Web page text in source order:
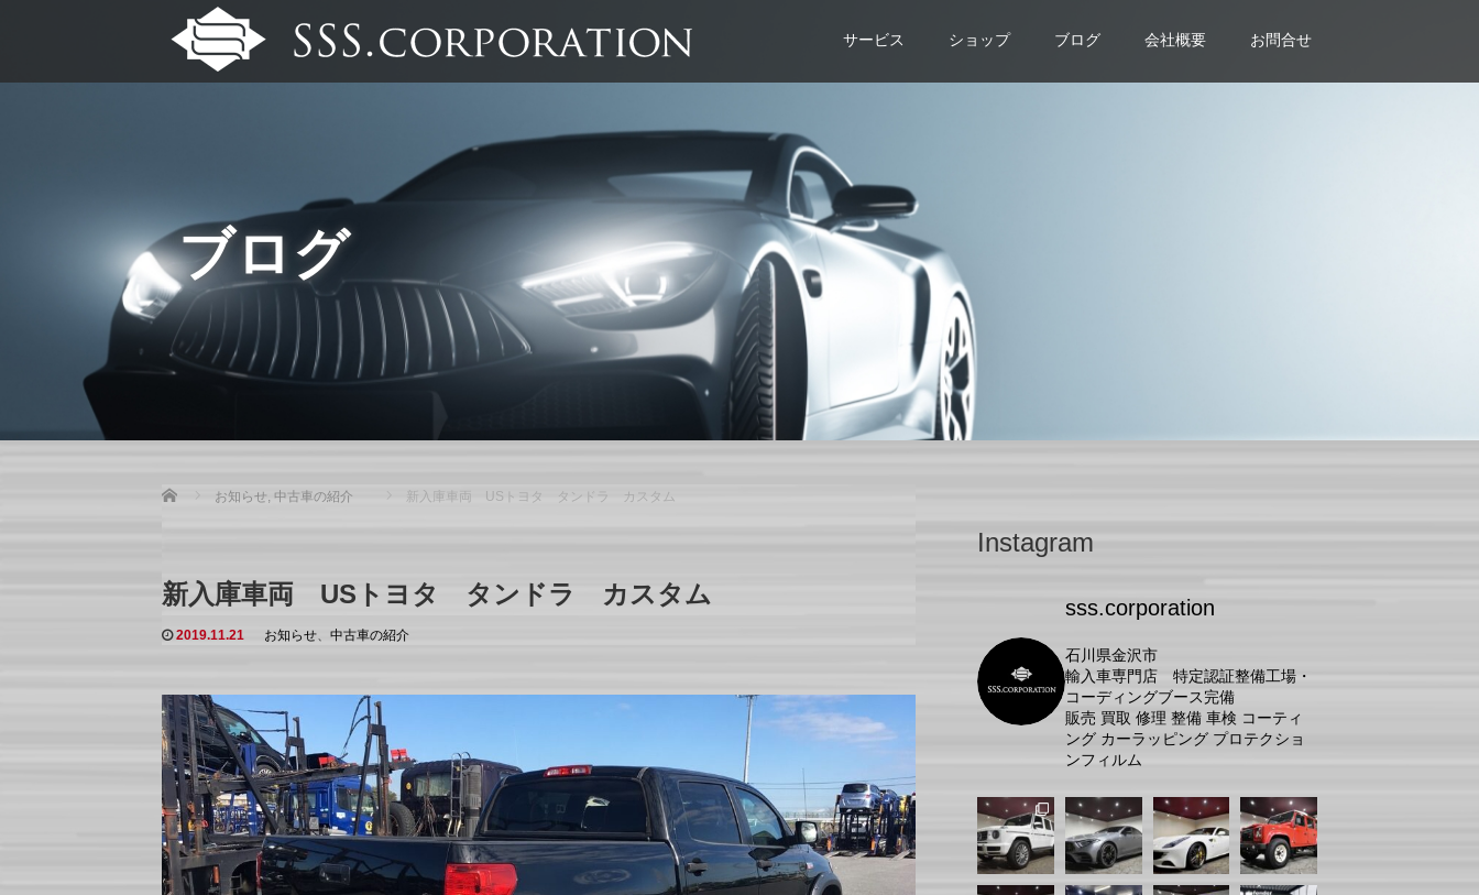
サービス ショップ ブログ 会社概要 お問合せ
ブログ
Home お知らせ, 中古車の紹介 新入庫車両 USトヨタ タンドラ カスタム
新入庫車両 USトヨタ タンドラ カスタム
2019.11.21 お知らせ、 中古車の紹介
Instagram
sss.corporation
石川県金沢市
輸入車専門店 特定認証整備工場・
コーディングブース完備
販売 買取 修理 整備 車検 コーティ
ング カーラッピング プロテクショ
ンフィルム